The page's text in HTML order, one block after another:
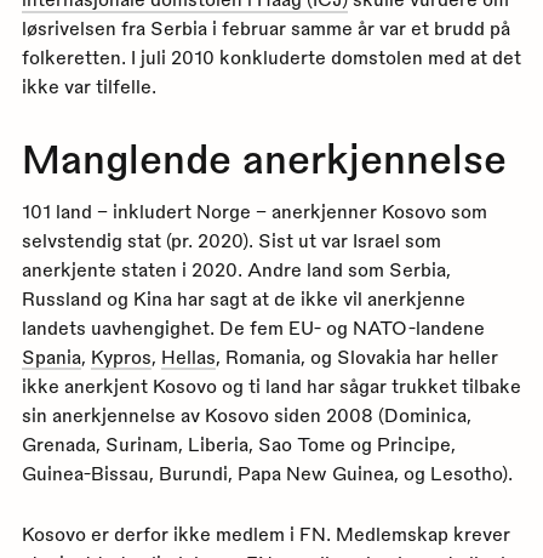
løsrivelsen fra Serbia i februar samme år var et brudd på
folkeretten. I juli 2010 konkluderte domstolen med at det
ikke var tilfelle.
Manglende anerkjennelse
101 land – inkludert Norge – anerkjenner Kosovo som
selvstendig stat (pr. 2020). Sist ut var Israel som
anerkjente staten i 2020. Andre land som Serbia,
Russland og Kina har sagt at de ikke vil anerkjenne
landets uavhengighet. De fem EU- og NATO-landene
Spania, Kypros, Hellas, Romania, og Slovakia har heller
ikke anerkjent Kosovo og ti land har sågar trukket tilbake
sin anerkjennelse av Kosovo siden 2008 (Dominica,
Grenada, Surinam, Liberia, Sao Tome og Principe,
Guinea-Bissau, Burundi, Papa New Guinea, og Lesotho).
Kosovo er derfor ikke medlem i FN. Medlemskap krever